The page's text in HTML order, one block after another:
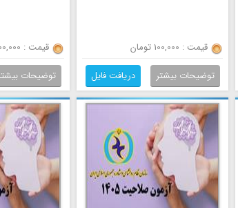
قیمت : 100,000 تومان
توضیحات بیشتر
دریافت فایل
قیمت : 100,000 تومان
توضیحات